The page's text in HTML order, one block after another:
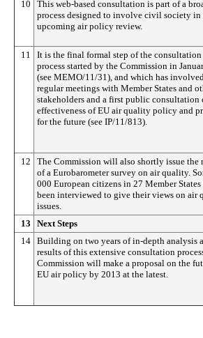
10
This web-based consultation is part of a
process designed to involve civil society in
upcoming air policy review.
11
It is the final formal step of the consultation
process started by the Commission in
(see MEMO/11/31), and which has
regular meetings with Member States and
stakeholders and a first public consultation
effectiveness of EU air quality policy and
for the future (see IP/11/813).
12
The Commission will also shortly issue the
of a Eurobarometer survey on air quality.
000 European citizens in 27 Member States
been interviewed to give their views on air
issues.
13 Next Steps
14 Building on two years of in-depth analysis
results of this extensive consultation
Commission will make a proposal on the
EU air policy by 2013 at the latest.